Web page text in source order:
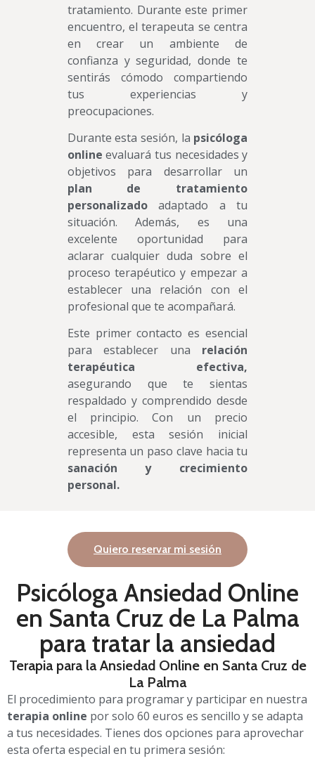
tratamiento. Durante este primer
encuentro, el terapeuta se centra
en crear un ambiente de
confianza y seguridad, donde te
sentirás cómodo compartiendo
tus experiencias y
preocupaciones.
Durante esta sesión, la psicóloga
onlineevaluará tus necesidades y
objetivos para desarrollar un
plan de tratamiento
personalizadoadaptado a tu
situación. Además, es una
excelente oportunidad para
aclarar cualquier duda sobre el
proceso terapéutico y empezar a
establecer una relación con el
profesional que te acompañará.
Este primer contacto es esencial
para establecer una relación
terapéutica efectiva,
asegurando que te sientas
respaldado y comprendido desde
el principio. Con un precio
accesible, esta sesión inicial
representa un paso clave hacia tu
sanación y crecimiento
personal.
Quiero reservar mi sesión
Psicóloga Ansiedad Online
en Santa Cruz de La Palma
para tratar la ansiedad
Terapia para la Ansiedad Online en Santa Cruz de
La Palma
El procedimiento para programar y participar en nuestra
terapia online por solo 60 euros es sencillo y se adapta
a tus necesidades. Tienes dos opciones para aprovechar
esta oferta especial en tu primera sesión: